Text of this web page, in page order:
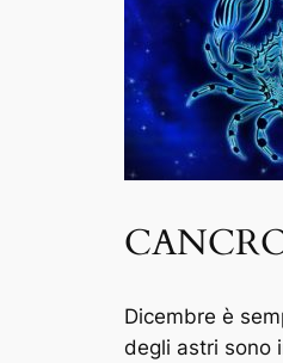
Dicembre è
degli astri sono